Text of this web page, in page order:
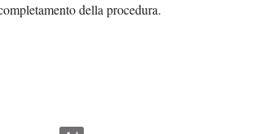
della procedura.